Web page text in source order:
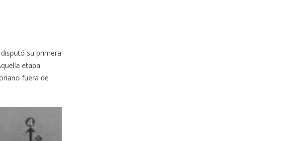
su primera
etapa
fuera de